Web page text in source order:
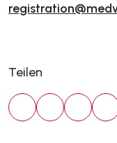
Teilen